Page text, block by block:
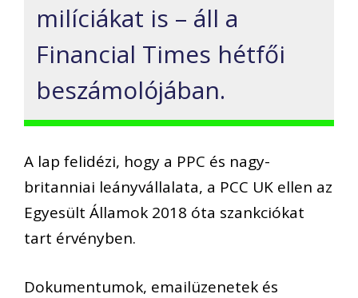
milíciákat is – áll a
Financial Times hétfői
beszámolójában.
A lap felidézi, hogy a PPC és nagy-
britanniai leányvállalata, a PCC UK ellen az
Egyesült Államok 2018 óta szankciókat
tart érvényben.
Dokumentumok, emailüzenetek és